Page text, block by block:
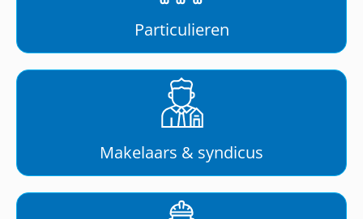
Particulieren
Makelaars & syndicus